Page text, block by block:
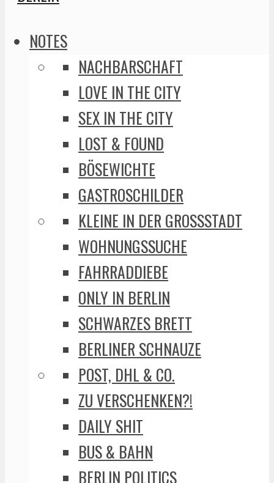
NOTES
NACHBARSCHAFT
LOVE IN THE CITY
SEX IN THE CITY
LOST & FOUND
BÖSEWICHTE
GASTROSCHILDER
KLEINE IN DER GROSSSTADT
WOHNUNGSSUCHE
FAHRRADDIEBE
ONLY IN BERLIN
SCHWARZES BRETT
BERLINER SCHNAUZE
POST, DHL & CO.
ZU VERSCHENKEN?!
DAILY SHIT
BUS & BAHN
BERLIN POLITICS